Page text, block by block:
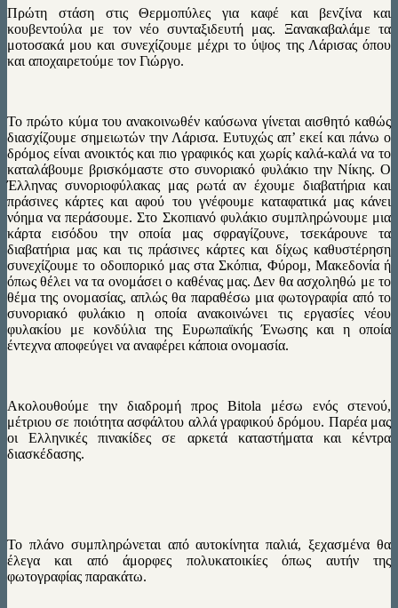
Πρώτη στάση στις Θερμοπύλες για καφέ και βενζίνα και
κουβεντούλα με τον νέο συνταξιδευτή μας. Ξανακαβαλάμε τα
μοτοσακά μου και συνεχίζουμε μέχρι το ύψος της Λάρισας όπου
και αποχαιρετούμε τον Γιώργο.
Το πρώτο κύμα του ανακοινωθέν καύσωνα γίνεται αισθητό καθώς
διασχίζουμε σημειωτών την Λάρισα. Ευτυχώς απ’ εκεί και πάνω ο
δρόμος είναι ανοικτός και πιο γραφικός και χωρίς καλά-καλά να το
καταλάβουμε βρισκόμαστε στο συνοριακό φυλάκιο την Νίκης. Ο
Έλληνας συνοριοφύλακας μας ρωτά αν έχουμε διαβατήρια και
πράσινες κάρτες και αφού του γνέφουμε καταφατικά μας κάνει
νόημα να περάσουμε. Στο Σκοπιανό φυλάκιο συμπληρώνουμε μια
κάρτα εισόδου την οποία μας σφραγίζουνε, τσεκάρουνε τα
διαβατήρια μας και τις πράσινες κάρτες και δίχως καθυστέρηση
συνεχίζουμε το οδοιπορικό μας στα Σκόπια, Φύρομ, Μακεδονία ή
όπως θέλει να τα ονομάσει ο καθένας μας. Δεν θα ασχοληθώ με το
θέμα της ονομασίας, απλώς θα παραθέσω μια φωτογραφία από το
συνοριακό φυλάκιο η οποία ανακοινώνει τις εργασίες νέου
φυλακίου με κονδύλια της Ευρωπαϊκής Ένωσης και η οποία
έντεχνα αποφεύγει να αναφέρει κάποια ονομασία.
Ακολουθούμε την διαδρομή προς Bitola μέσω ενός στενού,
μέτριου σε ποιότητα ασφάλτου αλλά γραφικού δρόμου. Παρέα μας
οι Ελληνικές πινακίδες σε αρκετά καταστήματα και κέντρα
διασκέδασης.
Το πλάνο συμπληρώνεται από αυτοκίνητα παλιά, ξεχασμένα θα
έλεγα και από άμορφες πολυκατοικίες όπως αυτήν της
φωτογραφίας παρακάτω.